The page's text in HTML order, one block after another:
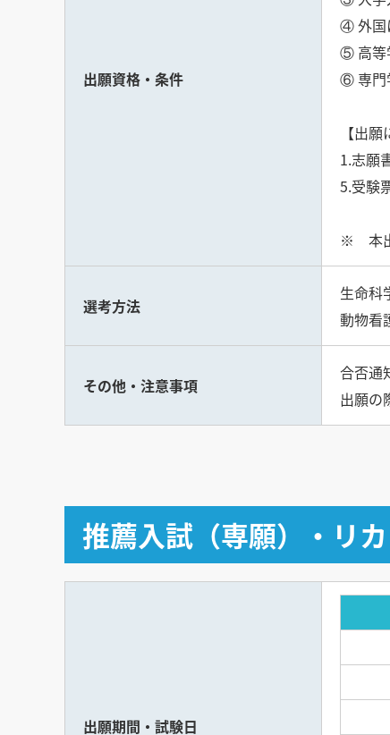
出願資格・条件
④ 外国
⑤ 高等
⑥ 専門
【出
1.志願
5.受験
※ 本出
選考方法
生命科
動物看
その他・注意事項
合否通
出願の
推薦入試（専願）・リ
出願期間・試験日